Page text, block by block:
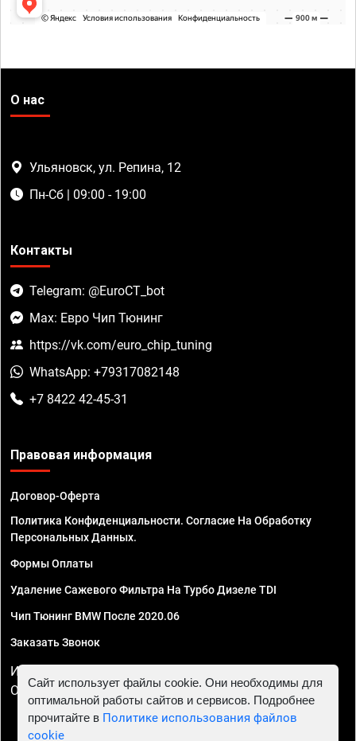
О нас
Ульяновск, ул. Репина, 12
Пн-Сб | 09:00 - 19:00
Контакты
Telegram: @EuroCT_bot
Max: Евро Чип Тюнинг
https://vk.com/euro_chip_tuning
WhatsApp: +79317082148
+7 8422 42-45-31
Правовая информация
Договор-Оферта
Политика Конфиденциальности. Согласие На Обработку
Персональных Данных.
Формы Оплаты
Удаление Сажевого Фильтра На Турбо Дизеле TDI
Чип Тюнинг BMW После 2020.06
Заказать Звонок
ИП Смирнов Георгий Павлович. ИНН 781302555843,
ОГРНИП 324470400032610
Сайт использует файлы cookie. Они необходимы для
оптимальной работы сайтов и сервисов. Подробнее
прочитайте в Политике использования файлов
cookie